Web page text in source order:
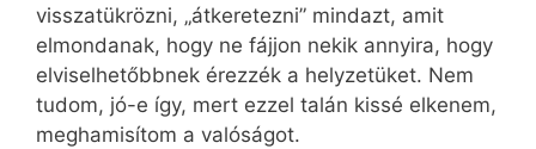
visszatükrözni, „átkeretezni” mindazt, amit
elmondanak, hogy ne fájjon nekik annyira, hogy
elviselhetőbbnek érezzék a helyzetüket. Nem
tudom, jó-e így, mert ezzel talán kissé elkenem,
meghamisítom a valóságot.